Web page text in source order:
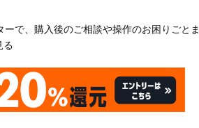
ーで、購入後のご相談や操作のお困りごと
る